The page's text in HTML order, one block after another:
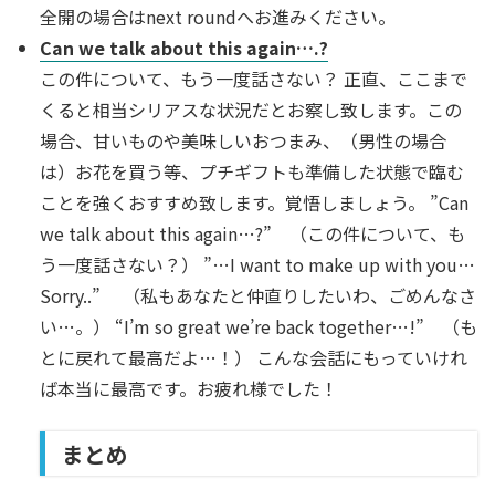
全開の場合はnext roundへお進みください。
Can we talk about this again….?
この件について、もう一度話さない？ 正直、ここまで
くると相当シリアスな状況だとお察し致します。この
場合、甘いものや美味しいおつまみ、（男性の場合
は）お花を買う等、プチギフトも準備した状態で臨む
ことを強くおすすめ致します。覚悟しましょう。 ”Can
we talk about this again…?” （この件について、も
う一度話さない？） ”…I want to make up with you…
Sorry..” （私もあなたと仲直りしたいわ、ごめんなさ
い…。） “I’m so great we’re back together…!” （も
とに戻れて最高だよ…！） こんな会話にもっていけれ
ば本当に最高です。お疲れ様でした！
まとめ